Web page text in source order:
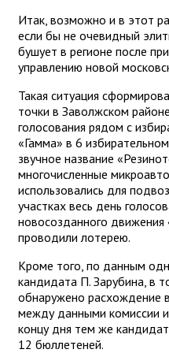
Итак, возможно и в этот
если бы не очевидный
бушует в регионе после
управлению новой
Такая ситуация
точки в Заволжском
голосования рядом с
«Гамма» в 6
звучное название
многочисленные
использовались для
участках весь день
новосозданного
проводили лотерею.
Кроме того, по данным
кандидата П. Зарубина, в
обнаружено расхождение
между данными комиссии
концу дня тем же
12 бюллетеней.